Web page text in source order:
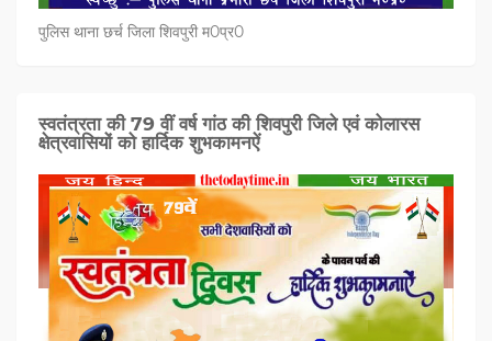
पुलिस थाना छर्च जिला शिवपुरी म0प्र0
स्वतंत्रता की 79 वीं वर्ष गांठ की शिवपुरी जिले एवं कोलारस
क्षेत्रवासियों को हार्दिक शुभकामनऐं